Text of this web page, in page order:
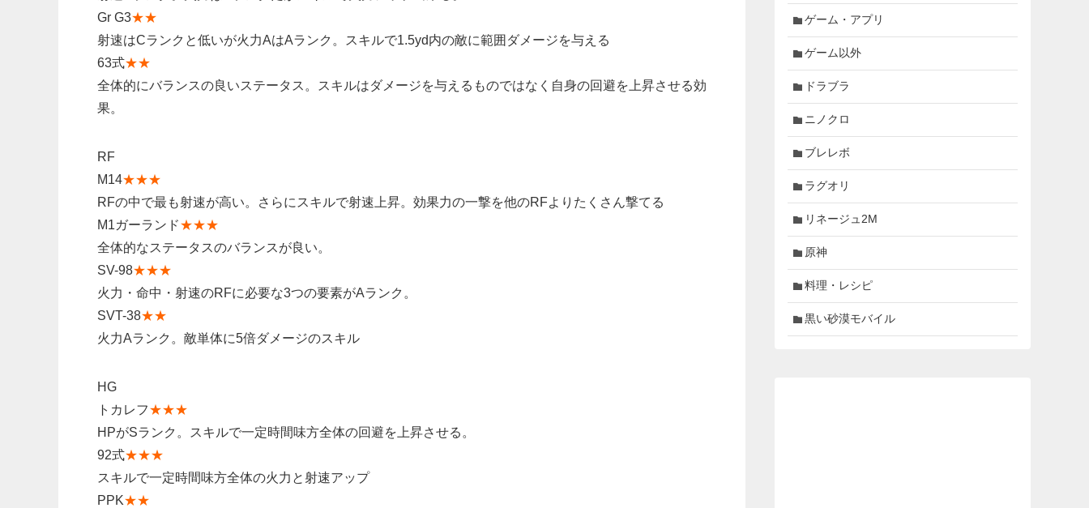
Gr G3★★
射速はCランクと低いが火力AはAランク。スキルで1.5yd内の敵に範囲ダメージを与える
63式★★
全体的にバランスの良いステータス。スキルはダメージを与えるものではなく自身の回避を上昇させる効
果。
RF
M14★★★
RFの中で最も射速が高い。さらにスキルで射速上昇。効果力の一撃を他のRFよりたくさん撃てる
M1ガーランド★★★
全体的なステータスのバランスが良い。
SV-98★★★
火力・命中・射速のRFに必要な3つの要素がAランク。
SVT-38★★
火力Aランク。敵単体に5倍ダメージのスキル
HG
トカレフ★★★
HPがSランク。スキルで一定時間味方全体の回避を上昇させる。
92式★★★
スキルで一定時間味方全体の火力と射速アップ
PPK★★
ゲーム・アプリ
ゲーム以外
ドラブラ
ニノクロ
ブレレボ
ラグオリ
リネージュ2M
原神
料理・レシピ
黒い砂漠モバイル